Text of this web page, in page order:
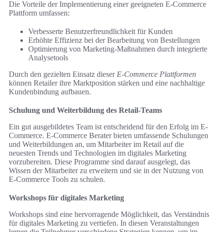
Die Vorteile der Implementierung einer geeigneten E-Commerce
Plattform umfassen:
Verbesserte Benutzerfreundlichkeit für Kunden
Erhöhte Effizienz bei der Bearbeitung von Bestellungen
Optimierung von Marketing-Maßnahmen durch integrierte
Analysetools
Durch den gezielten Einsatz dieser E-Commerce Plattformen
können Retailer ihre Marktposition stärken und eine nachhaltige
Kundenbindung aufbauen.
Schulung und Weiterbildung des Retail-Teams
Ein gut ausgebildetes Team ist entscheidend für den Erfolg im E-
Commerce. E-Commerce Berater bieten umfassende Schulungen
und Weiterbildungen an, um Mitarbeiter im Retail auf die
neuesten Trends und Technologien im digitales Marketing
vorzubereiten. Diese Programme sind darauf ausgelegt, das
Wissen der Mitarbeiter zu erweitern und sie in der Nutzung von
E-Commerce Tools zu schulen.
Workshops für digitales Marketing
Workshops sind eine hervorragende Möglichkeit, das Verständnis
für digitales Marketing zu vertiefen. In diesen Veranstaltungen